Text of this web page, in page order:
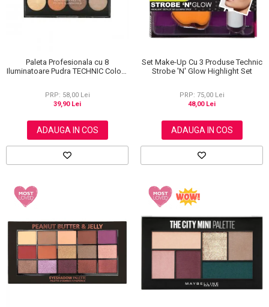
Paleta Profesionala cu 8
Iluminatoare Pudra TECHNIC Colour
PRP: 58,00 Lei
39,90 Lei
ADAUGA IN COS
Set Make-Up Cu 3 Produse Technic
Strobe 'N' Glow Highlight Set
PRP: 75,00 Lei
48,00 Lei
ADAUGA IN COS